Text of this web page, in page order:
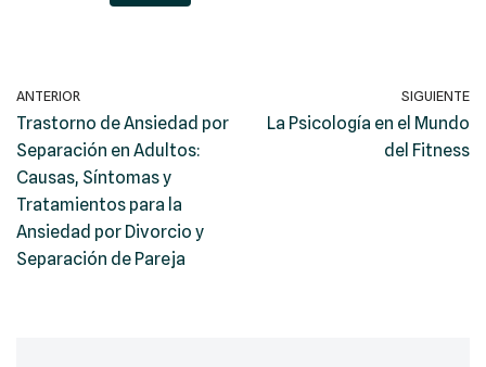
ANTERIOR
Trastorno de Ansiedad por
Separación en Adultos:
Causas, Síntomas y
Tratamientos para la
Ansiedad por Divorcio y
Separación de Pareja
SIGUIENTE
La Psicología en el Mundo
del Fitness